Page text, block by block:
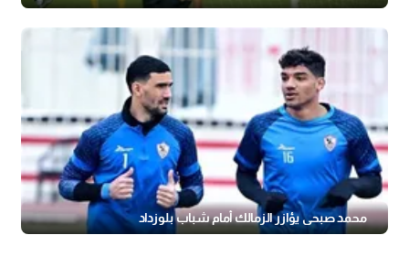
محمد صبحي يؤازر الزمالك أمام شباب بلوزداد